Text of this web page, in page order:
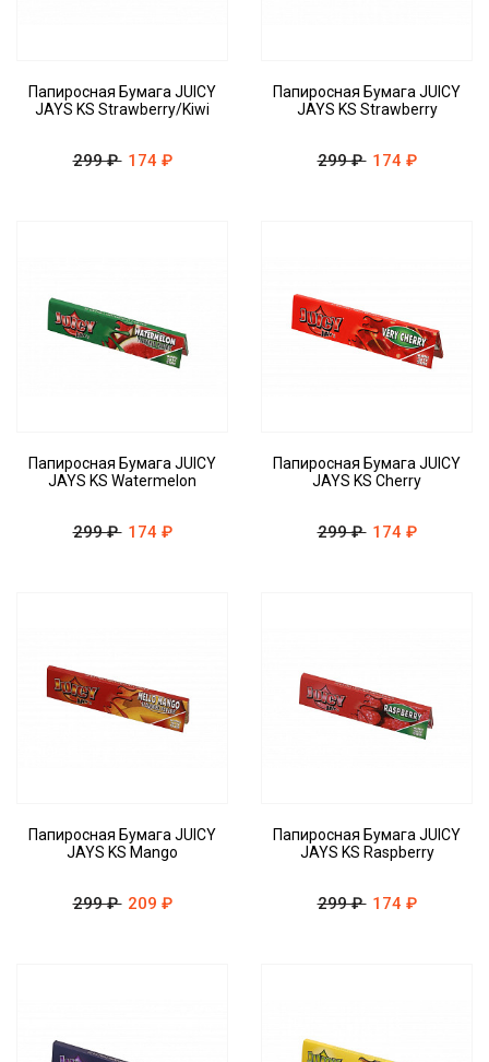
Папиросная Бумага JUICY
JAYS KS Strawberry/Kiwi
299 ₽ 174 ₽
Папиросная Бумага JUICY
JAYS KS Strawberry
299 ₽ 174 ₽
Папиросная Бумага JUICY
JAYS KS Watermelon
299 ₽ 174 ₽
Папиросная Бумага JUICY
JAYS KS Cherry
299 ₽ 174 ₽
Папиросная Бумага JUICY
JAYS KS Mango
299 ₽ 209 ₽
Папиросная Бумага JUICY
JAYS KS Raspberry
299 ₽ 174 ₽